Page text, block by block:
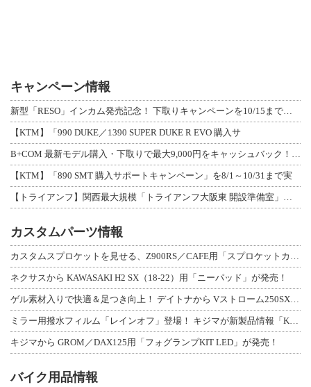
キャンペーン情報
新型「RESO」インカム発売記念！ 下取りキャンペーンを10/15まで延長して開
【KTM】「990 DUKE／1390 SUPER DUKE R EVO 購入サ
B+COM 最新モデル購入・下取りで最大9,000円をキャッシュバック！「B+F
【KTM】「890 SMT 購入サポートキャンペーン」を8/1～10/31まで実
【トライアンフ】関西最大規模「トライアンフ大阪東 開設準備室」がオープン！ 限定
カスタムパーツ情報
カスタムスプロケットを見せる、Z900RS／CAFE用「スプロケットカバーフルキ
ネクサスから KAWASAKI H2 SX（18-22）用「ニーパッド」が発売！
ゲル素材入りで快適＆足つき向上！ デイトナから Vストローム250SX用「快適ロ
ミラー用撥水フィルム「レインオフ」登場！ キジマが新製品情報「KIJIMA NE
キジマから GROM／DAX125用「フォグランプKIT LED」が発売！
バイク用品情報